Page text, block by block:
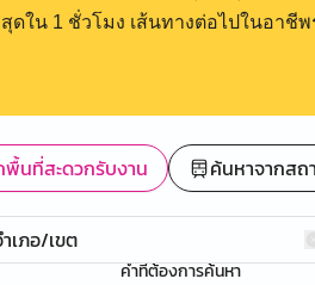
สุดใน 1 ชั่วโมง เส้นทางต่อไปในอาชี
พื้นที่สะดวกรับงาน ค้นหาจากสถ
เภอ/เขต
คำที่ต้องการค้นหา